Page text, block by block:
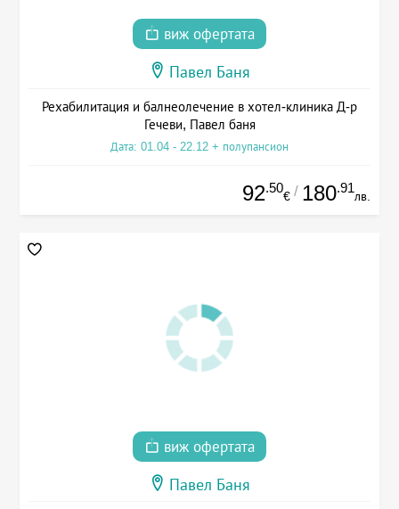
виж офертата
Павел Баня
Рехабилитация и балнеолечение в хотел-клиника Д-р
Гечеви, Павел баня
Дата: 01.04 - 22.12 + полупансион
92.50
€ / 180.91
лв.
виж офертата
Павел Баня